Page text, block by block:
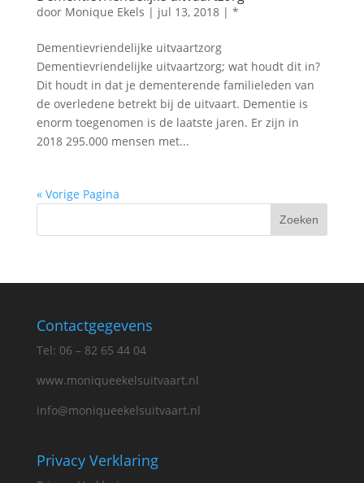
door Monique Ekels | jul 13, 2018| *
Dementievriendelijke uitvaartzorg
Dementievriendelijke uitvaartzorg; wat houdt dit in?
Dit houdt in dat je dementerende familieleden van
de overledene betrekt bij de uitvaart. Dementie is
enorm toegenomen is de laatste jaren. Er zijn in
2018 295.000 mensen met...
« Vorige Pagina
Contactgegevens
Tel: 06 – 82 65 44 04
www.moniqueekelsuitvaart.nl
info@moniqueekelsuitvaart.nl
Privacy Verklaring